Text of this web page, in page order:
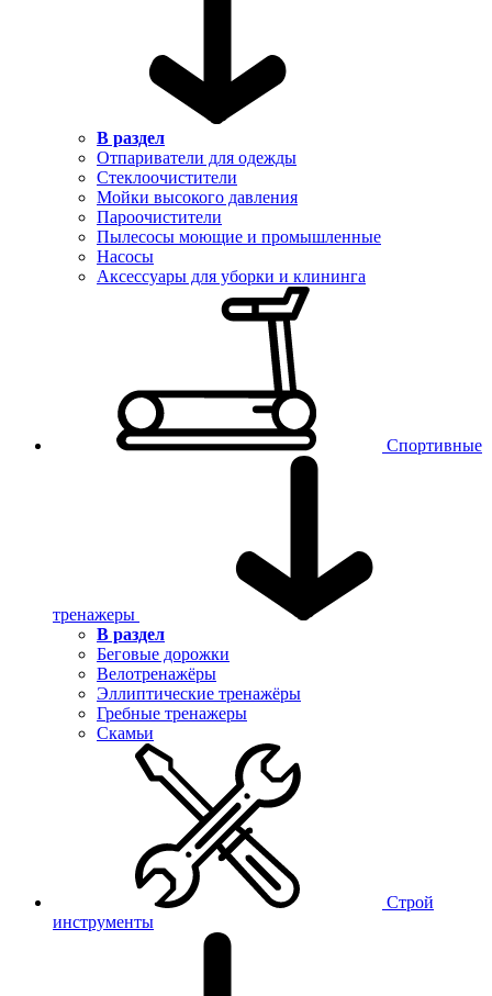
В раздел
Отпариватели для одежды
Стеклоочистители
Мойки высокого давления
Пароочистители
Пылесосы моющие и промышленные
Насосы
Аксессуары для уборки и клининга
Спортивные
тренажеры
В раздел
Беговые дорожки
Велотренажёры
Эллиптические тренажёры
Гребные тренажеры
Скамьи
Строй
инструменты